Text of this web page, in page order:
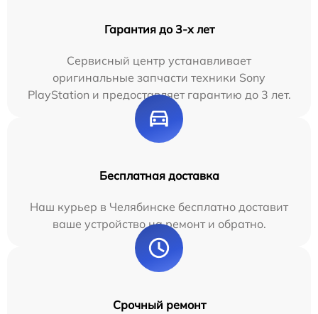
Гарантия до 3-х лет
Сервисный центр устанавливает
оригинальные запчасти техники Sony
PlayStation и предоставляет гарантию до 3 лет.
Бесплатная доставка
Наш курьер в Челябинске бесплатно доставит
ваше устройство на ремонт и обратно.
Срочный ремонт